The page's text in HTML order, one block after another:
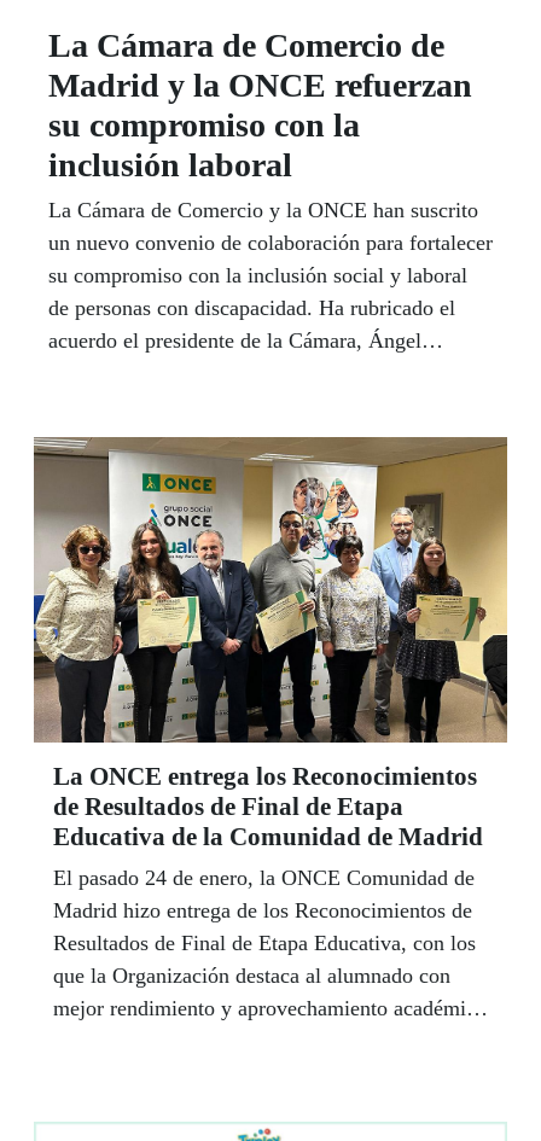
La Cámara de Comercio de
Madrid y la ONCE refuerzan
su compromiso con la
inclusión laboral
La Cámara de Comercio y la ONCE han suscrito
un nuevo convenio de colaboración para fortalecer
su compromiso con la inclusión social y laboral
de personas con discapacidad. Ha rubricado el
acuerdo el presidente de la Cámara, Ángel
La ONCE entrega los Reconocimientos
de Resultados de Final de Etapa
Educativa de la Comunidad de Madrid
El pasado 24 de enero, la ONCE Comunidad de
Madrid hizo entrega de los Reconocimientos de
Resultados de Final de Etapa Educativa, con los
que la Organización destaca al alumnado con
mejor rendimiento y aprovechamiento académico